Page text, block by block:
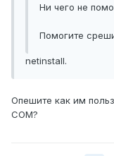
Ни чего не
Помогите
netinstall.
Опешите как им
COM?